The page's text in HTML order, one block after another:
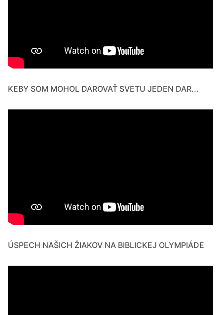
KEBY SOM MOHOL DAROVAŤ SVETU JEDEN DAR...
ÚSPECH NAŠICH ŽIAKOV NA BIBLICKEJ OLYMPIÁDE